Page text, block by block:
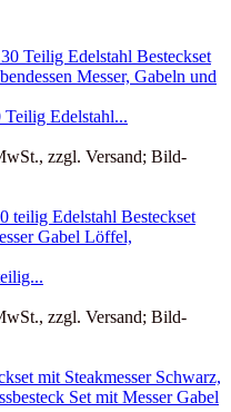
Edelstahl...
zzgl. Versand; Bild-
zzgl. Versand; Bild-